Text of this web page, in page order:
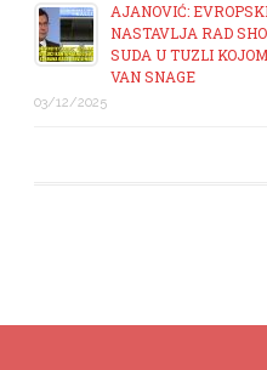
AJANOVIĆ:
NASTAVLJA RAD
SUDA U TUZLI
VAN SNAGE
03/12/2025